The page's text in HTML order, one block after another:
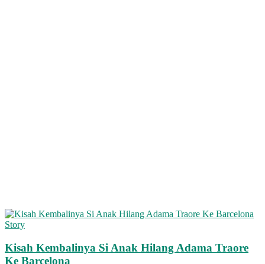
Story
Kisah Kembalinya Si Anak Hilang Adama Traore
Ke Barcelona